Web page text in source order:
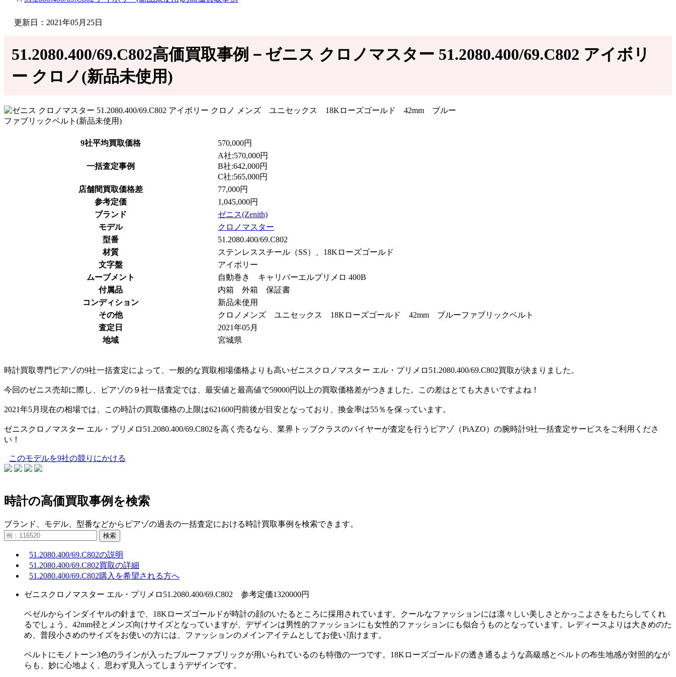
更新日：2021年05月25日
51.2080.400/69.C802高価買取事例－ゼニス クロノマスター 51.2080.400/69.C802 アイボリ
ー クロノ(新品未使用)
9社平均買取価格 570,000円
一括査定事例
A社:570,000円
B社:642,000円
C社:565,000円
店舗間買取価格差
77,000円
参考定価
1,045,000円
ブランド
ゼニス(Zenith)
モデル
クロノマスター
型番
51.2080.400/69.C802
材質
ステンレススチール（SS）、18Kローズゴールド
文字盤
アイボリー
ムーブメント
自動巻き キャリバーエルプリメロ 400B
付属品
内箱 外箱 保証書
コンディション
新品未使用
その他
クロノメンズ ユニセックス 18Kローズゴールド 42mm ブルーファブリックベルト
査定日
2021年05月
地域
宮城県
時計買取専門ピアゾの9社一括査定によって、一般的な買取相場価格よりも高いゼニスクロノマスター エル・プリメロ51.2080.400/69.C802買取が決まりました。
今回のゼニス売却に際し、ピアゾの９社一括査定では、最安値と最高値で59000円以上の買取価格差がつきました。この差はとても大きいですよね！
2021年5月現在の相場では、この時計の買取価格の上限は621600円前後が目安となっており、換金率は55％を保っています。
ゼニスクロノマスター エル・プリメロ51.2080.400/69.C802を高く売るなら、業界トップクラスのバイヤーが査定を行うピアゾ（PiAZO）の腕時計9社一括査定サービスをご利用くださ
い！
このモデルを9社の競りにかける
時計の高価買取事例を検索
ブランド、モデル、型番などからピアゾの過去の一括査定における時計買取事例を検索できます。
検索
51.2080.400/69.C802の説明
51.2080.400/69.C802買取の詳細
51.2080.400/69.C802購入を希望される方へ
ゼニスクロノマスター エル・プリメロ51.2080.400/69.C802 参考定価1320000円
ベゼルからインダイヤルの針まで、18Kローズゴールドが時計の顔のいたるところに採用されています。クールなファッションには凛々しい美しさとかっこよさをもたらしてくれ
るでしょう。42mm径とメンズ向けサイズとなっていますが、デザインは男性的ファッションにも女性的ファッションにも似合うものとなっています。レディースよりは大きめのた
め、普段小さめのサイズをお使いの方には、ファッションのメインアイテムとしてお使い頂けます。
ベルトにモノトーン3色のラインが入ったブルーファブリックが用いられているのも特徴の一つです。18Kローズゴールドの透き通るような高級感とベルトの布生地感が対照的なが
らも、妙に心地よく、思わず見入ってしまうデザインです。